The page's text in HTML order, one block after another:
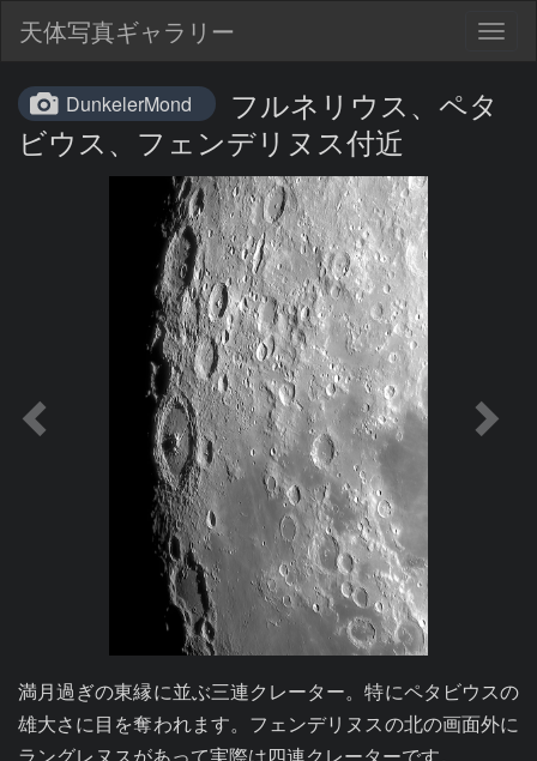
天体写真ギャラリー
DunkelerMond
フルネリウス、ペタ
ビウス、フェンデリヌス付近
満月過ぎの東縁に並ぶ三連クレーター。特にペタビウスの
雄大さに目を奪われます。フェンデリヌスの北の画面外に